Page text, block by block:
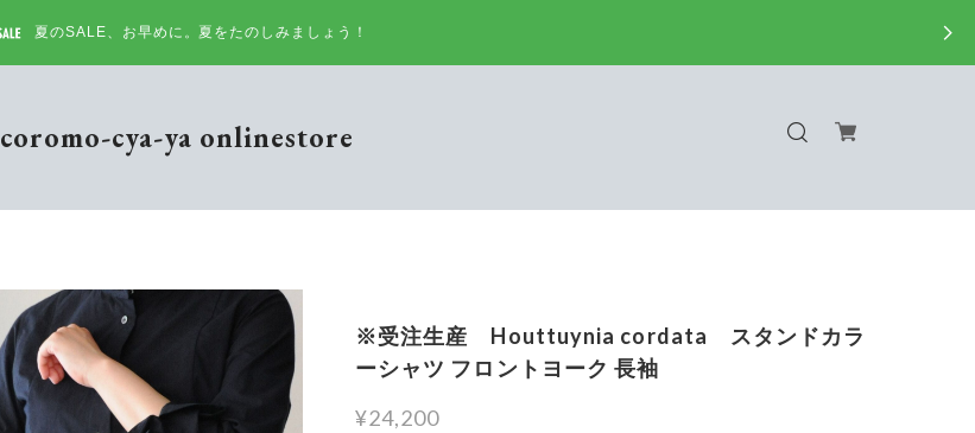
夏のSALE、お早めに。夏をたのしみましょう！
coromo-cya-ya onlinestore
※受注生産 Houttuynia cordata スタンドカラ
ーシャツ フロントヨーク 長袖
¥24,200